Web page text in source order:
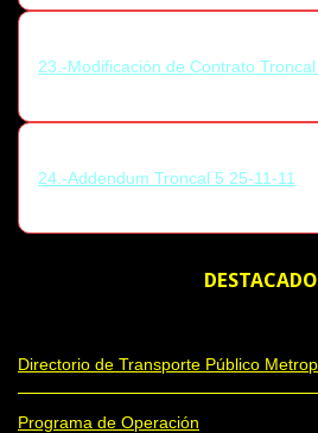
23.-Modificación de Contrato
24.-Addendum Troncal 5 25-11-11
Directorio de Transporte Público
Programa de Operación